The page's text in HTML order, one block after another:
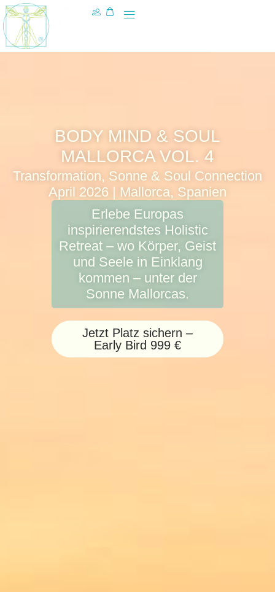
BODY MIND & SOUL
MALLORCA VOL. 4
Transformation, Sonne & Soul Connection
April 2026 | Mallorca, Spanien
Erlebe Europas
inspirierendstes Holistic
Retreat – wo Körper, Geist
und Seele in Einklang
kommen – unter der
Sonne Mallorcas.
Jetzt Platz sichern –
Early Bird 999 €